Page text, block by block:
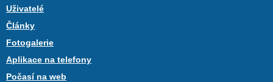
Uživatelé
Články
Fotogalerie
Aplikace na telefony
Počasí na web